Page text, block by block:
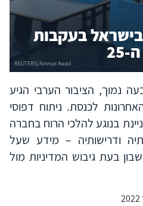
בעקבות
נמוך, הציבור הערבי הגיע
לכנסת. ניתוח דפוסי
בנוגע להלכי הרוח בחברה
ודרישותיה – מידע שעל
בחשבון בעת גיבוש המדיניות מול